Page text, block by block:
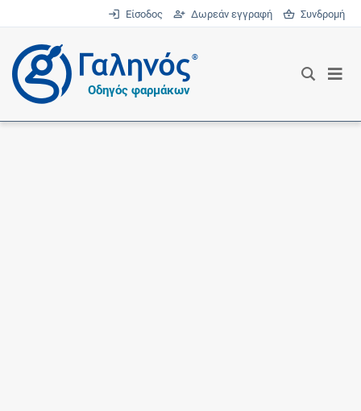
Είσοδος Δωρεάν εγγραφή Συνδρομή
®
Οδηγός φαρμάκων